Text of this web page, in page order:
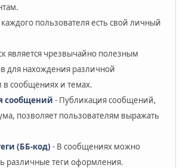
каждого пользователя есть свой личный
является чрезвычайно полезным
для нахождения различной
сообщениях и темах.
сообщений - Публикация сообщений,
позволяет пользователям выражать
(ББ-код) - В сообщениях можно
различные теги оформления.